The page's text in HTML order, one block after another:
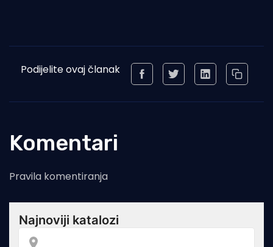
Podijelite ovaj članak
Komentari
Pravila komentiranja